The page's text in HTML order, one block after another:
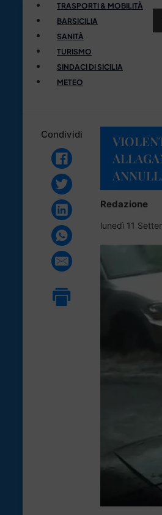
TRASPORTI & MOBILITÀ
BARSICILIA
SANITÀ
TURISMO
SINDACI DI SICILIA
METEO
Condividi
Redazione
lunedì 11